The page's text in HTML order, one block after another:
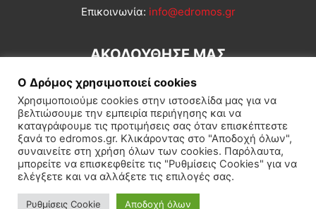
Επικοινωνία: info@edromos.gr
ΑΚΟΛΟΥΘΗΣΕ ΜΑΣ
Εγγραφή συνδρομητή Πολιτική Διεθνή Κοινωνία
Πολιτισμός Αφιερώματα
Ο Δρόμος χρησιμοποιεί cookies
Χρησιμοποιούμε cookies στην ιστοσελίδα μας για να
βελτιώσουμε την εμπειρία περιήγησης και να
καταγράφουμε τις προτιμήσεις σας όταν επισκέπτεστε
ξανά το edromos.gr. Κλικάροντας στο "Αποδοχή όλων",
συναινείτε στη χρήση όλων των cookies. Παρόλαυτα,
μπορείτε να επισκεφθείτε τις "Ρυθμίσεις Cookies" για να
ελέγξετε και να αλλάξετε τις επιλογές σας.
Ρυθμίσεις Cookie Αποδοχή όλων